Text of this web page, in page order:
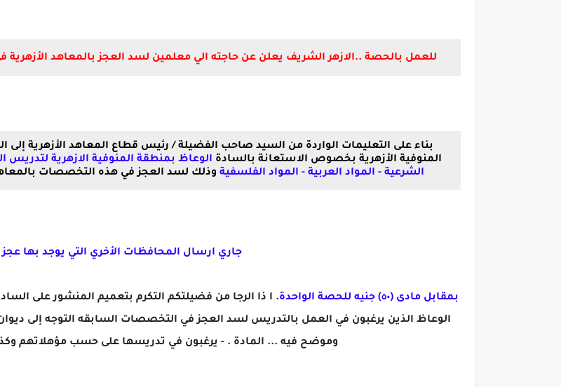
للعمل بالحصة ..الازهر الشريف يعلن عن حاجته الي معلمين لسد العجز بالمعاهد الأزهرية
بناء على التعليمات الواردة من السيد صاحب الفضيلة / رئيس قطاع المعاهد الأزهرية
المنوفية الأزهرية بخصوص الاستعانة بالسادة الوعاظ بمنطقة المنوفية الازهرية لتدريس
الشرعية - المواد العربية - المواد الفلسفية وذلك لسد العجز في هذه التخصصات بالمعاهد
جاري ارسال المحافظات الأخري التي يوجد بها
بمقابل مادى (٥٠) جنيه للحصة الواحدة . ا ذا الرجا من فضيلتكم التكرم بتعميم المنشور على
الوعاظ الذين يرغبون في العمل بالتدريس لسد العجز في التخصصات السابقه التوجه إلى
وموضح فيه ... المادة . - يرغبون في تدريسها على حسب مؤهلاتهم